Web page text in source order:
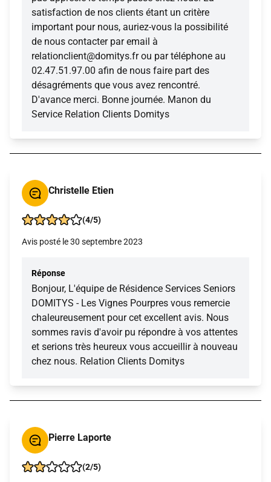
satisfaction de nos clients étant un critère
important pour nous, auriez-vous la possibilité
de nous contacter par email à
relationclient@domitys.fr ou par téléphone au
02.47.51.97.00 afin de nous faire part des
désagréments que vous avez rencontré.
D'avance merci. Bonne journée. Manon du
Service Relation Clients Domitys
Christelle Etien
(4/5)
Avis posté le 30 septembre 2023
Réponse
Bonjour, L'équipe de Résidence Services Seniors
DOMITYS - Les Vignes Pourpres vous remercie
chaleureusement pour cet excellent avis. Nous
sommes ravis d'avoir pu répondre à vos attentes
et serions très heureux vous accueillir à nouveau
chez nous. Relation Clients Domitys
Pierre Laporte
(2/5)